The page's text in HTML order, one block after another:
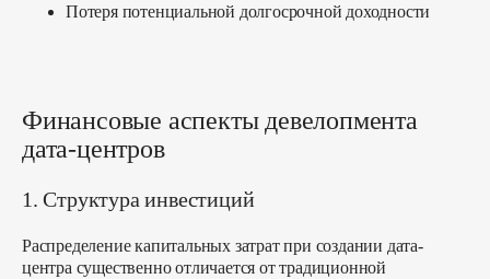
Потеря потенциальной долгосрочной доходности
Финансовые аспекты девелопмента
дата-центров
1. Структура инвестиций
Распределение капитальных затрат при создании дата-
центра существенно отличается от традиционной